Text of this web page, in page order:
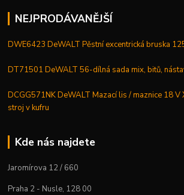
NEJPRODÁVANĚJŠÍ
DWE6423 DeWALT Pěstní excentrická bruska
DT71501 DeWALT 56-dílná sada mix, bitů,
DCGG571NK DeWALT Mazací lis / maznice 18
stroj v kufru
Kde nás najdete
Jaromírova 12 / 660
Praha 2 - Nusle, 128 00